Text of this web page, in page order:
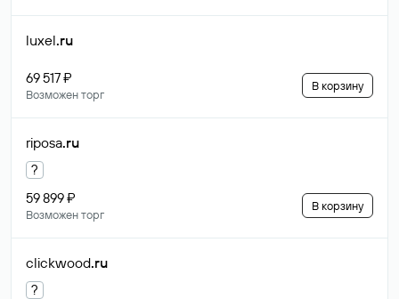
luxel.ru
69 517 ₽
Возможен торг
В корзину
riposa.ru
?
59 899 ₽
Возможен торг
В корзину
clickwood.ru
?